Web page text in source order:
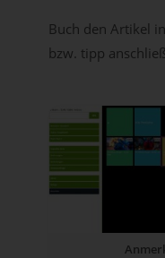
Buch den Artikel
bzw. tipp